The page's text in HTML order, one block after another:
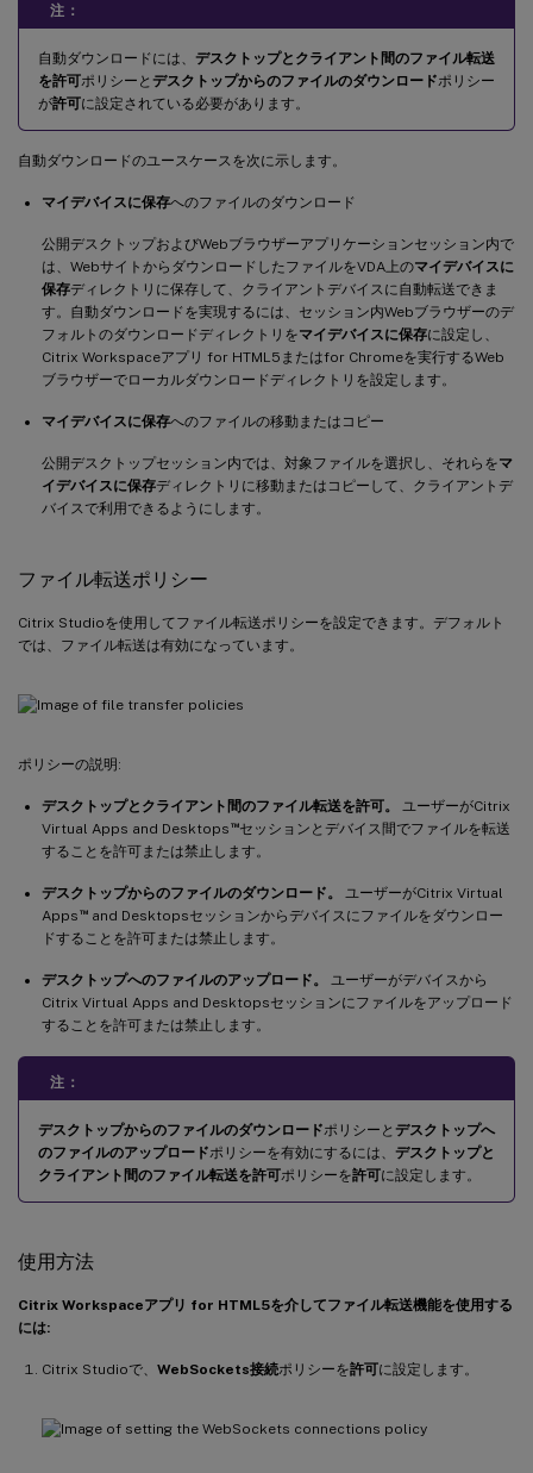
注：
自動ダウンロードには、 デスクトップとクライアント間のファイル転送
を許可ポリシーと デスクトップからのファイルのダウンロードポリシー
が許可に設定されている必要があります。
自動ダウンロードのユースケースを次に示します。
マイデバイスに保存へのファイルのダウンロード
公開デスクトップおよびWebブラウザーアプリケーションセッション内で
は、WebサイトからダウンロードしたファイルをVDA上のマイデバイスに
保存ディレクトリに保存して、クライアントデバイスに自動転送できま
す。自動ダウンロードを実現するには、セッション内Webブラウザーのデ
フォルトのダウンロードディレクトリをマイデバイスに保存に設定し、
Citrix Workspaceアプリ for HTML5またはfor Chromeを実行するWeb
ブラウザーでローカルダウンロードディレクトリを設定します。
マイデバイスに保存へのファイルの移動またはコピー
公開デスクトップセッション内では、対象ファイルを選択し、それらをマ
イデバイスに保存ディレクトリに移動またはコピーして、クライアントデ
バイスで利用できるようにします。
ファイル転送ポリシー
Citrix Studioを使用してファイル転送ポリシーを設定できます。デフォルト
では、ファイル転送は有効になっています。
ポリシーの説明:
デスクトップとクライアント間のファイル転送を許可。
ユーザーがCitrix
Virtual Apps and Desktops ™セッションとデバイス間でファイルを転送
することを許可または禁止します。
デスクトップからのファイルのダウンロード。
ユーザーがCitrix Virtual
Apps ™and Desktopsセッションからデバイスにファイルをダウンロー
ドすることを許可または禁止します。
デスクトップへのファイルのアップロード。
ユーザーがデバイスから
Citrix Virtual Apps and Desktopsセッションにファイルをアップロード
することを許可または禁止します。
注：
デスクトップからのファイルのダウンロードポリシーと デスクトップへ
のファイルのアップロードポリシーを有効にするには、 デスクトップと
クライアント間のファイル転送を許可ポリシーを許可に設定します。
使用方法
Citrix Workspaceアプリ for HTML5を介してファイル転送機能を使用する
には:
Citrix Studioで、 WebSockets接続ポリシーを許可に設定します。